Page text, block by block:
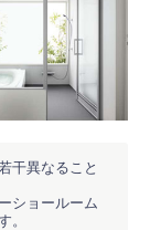
干異なること
ショールーム
。